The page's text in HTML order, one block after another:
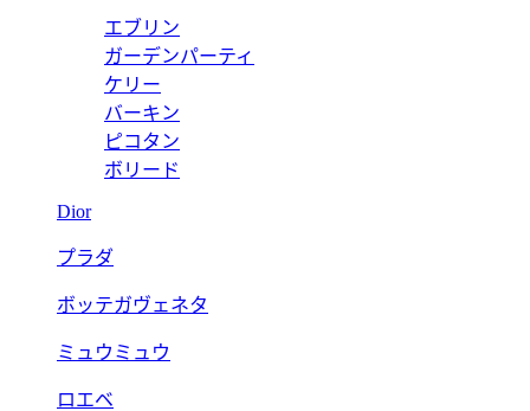
エブリン
ガーデンパーティ
ケリー
バーキン
ピコタン
ボリード
Dior
プラダ
ボッテガヴェネタ
ミュウミュウ
ロエベ